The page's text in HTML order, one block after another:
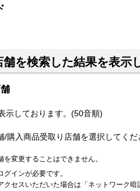
舗を検索した結果を表示
示しております。(50音順)
/購入商品受取り店舗を選択してくだ
を変更することはできません。
インが必要です。
クセスいただいた場合は「ネットワーク